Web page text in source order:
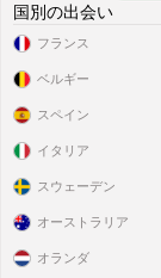
国別の出会い
フランス
ベルギー
スペイン
イタリア
スウェーデン
オーストラリア
オランダ